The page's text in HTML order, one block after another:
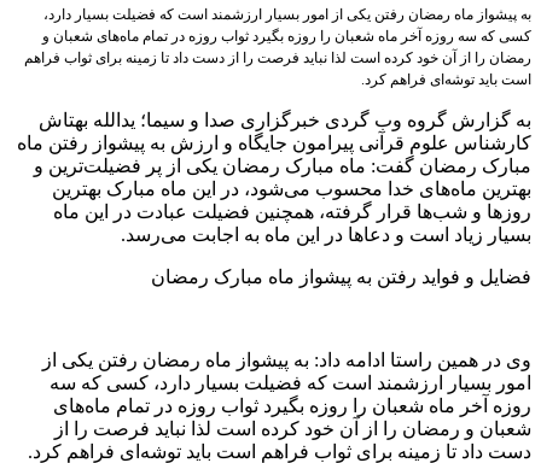
به پیشواز ماه رمضان رفتن یکی از امور بسیار ارزشمند است که فضیلت بسیار دارد،
کسی که سه روزه آخر ماه شعبان را روزه بگیرد ثواب روزه در تمام ماه‌های شعبان و
رمضان را از آن خود کرده است لذا نباید فرصت را از دست داد تا زمینه برای ثواب فراهم
است باید توشه‌ای فراهم کرد.
به گزارش گروه وب گردی خبرگزاری صدا و سیما؛ یدالله بهتاش
کارشناس علوم قرآنی پیرامون جایگاه و ارزش به پیشواز رفتن ماه
مبارک رمضان گفت: ماه مبارک رمضان یکی از پر فضیلت‌ترین و
بهترین ماه‌های خدا محسوب می‌شود، در این ماه مبارک بهترین
روز‌ها و شب‌ها قرار گرفته، همچنین فضیلت عبادت در این ماه
بسیار زیاد است و دعا‌ها در این ماه به اجابت می‌رسد.
فضایل و فواید رفتن به پیشواز ماه مبارک رمضان
وی در همین راستا ادامه داد: به پیشواز ماه رمضان رفتن یکی از
امور بسیار ارزشمند است که فضیلت بسیار دارد، کسی که سه
روزه آخر ماه شعبان را روزه بگیرد ثواب روزه در تمام ماه‌های
شعبان و رمضان را از آن خود کرده است لذا نباید فرصت را از
دست داد تا زمینه برای ثواب فراهم است باید توشه‌ای فراهم کرد.